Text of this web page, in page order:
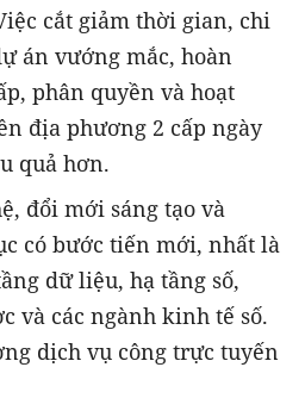
cắt giảm thời gian, chi
án vướng mắc, hoàn
phân quyền và hoạt
địa phương 2 cấp ngày
quả hơn.
đổi mới sáng tạo và
có bước tiến mới, nhất là
dữ liệu, hạ tầng số,
và các ngành kinh tế số.
dịch vụ công trực tuyến